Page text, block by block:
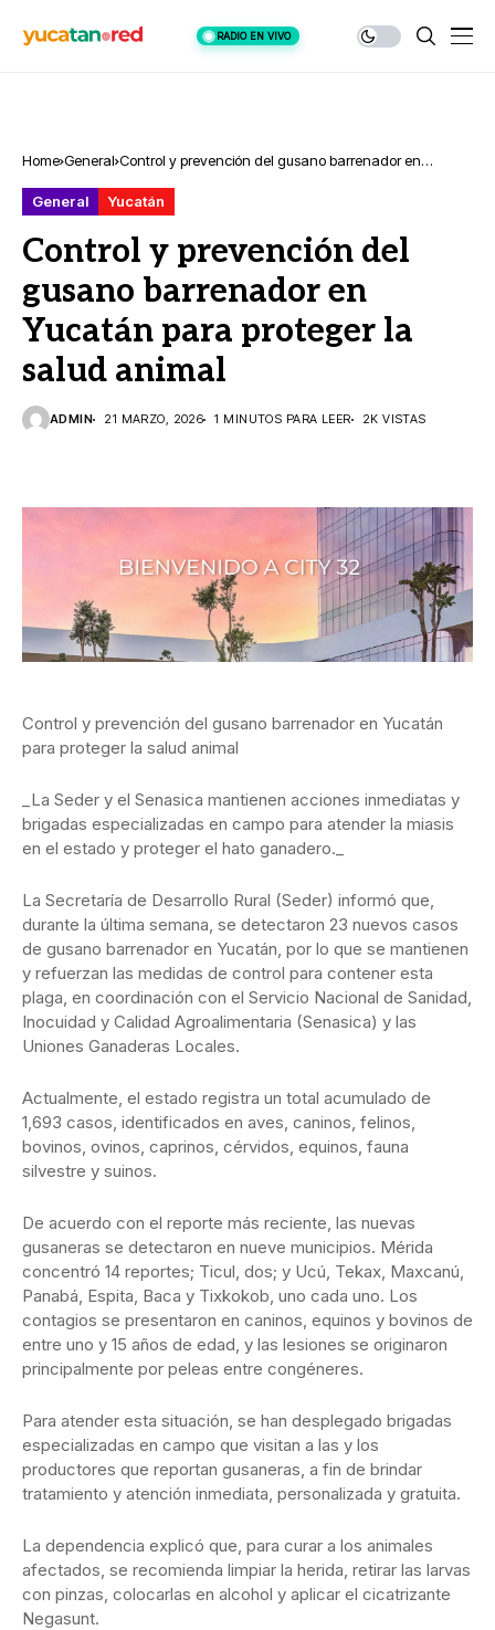
RADIO EN VIVO
Home General Control y prevención del gusano barrenador en
General
Yucatán
Control y prevención del
gusano barrenador en
Yucatán para proteger la
salud animal
ADMIN 21 MARZO, 2026 1 MINUTOS PARA LEER 2K VISTAS
Control y prevención del gusano barrenador en Yucatán
para proteger la salud animal
_La Seder y el Senasica mantienen acciones inmediatas y
brigadas especializadas en campo para atender la miasis
en el estado y proteger el hato ganadero._
La Secretaría de Desarrollo Rural (Seder) informó que,
durante la última semana, se detectaron 23 nuevos casos
de gusano barrenador en Yucatán, por lo que se mantienen
y refuerzan las medidas de control para contener esta
plaga, en coordinación con el Servicio Nacional de Sanidad,
Inocuidad y Calidad Agroalimentaria (Senasica) y las
Uniones Ganaderas Locales.
Actualmente, el estado registra un total acumulado de
1,693 casos, identificados en aves, caninos, felinos,
bovinos, ovinos, caprinos, cérvidos, equinos, fauna
silvestre y suinos.
De acuerdo con el reporte más reciente, las nuevas
gusaneras se detectaron en nueve municipios. Mérida
concentró 14 reportes; Ticul, dos; y Ucú, Tekax, Maxcanú,
Panabá, Espita, Baca y Tixkokob, uno cada uno. Los
contagios se presentaron en caninos, equinos y bovinos de
entre uno y 15 años de edad, y las lesiones se originaron
principalmente por peleas entre congéneres.
Para atender esta situación, se han desplegado brigadas
especializadas en campo que visitan a las y los
productores que reportan gusaneras, a fin de brindar
tratamiento y atención inmediata, personalizada y gratuita.
La dependencia explicó que, para curar a los animales
afectados, se recomienda limpiar la herida, retirar las larvas
con pinzas, colocarlas en alcohol y aplicar el cicatrizante
Negasunt.